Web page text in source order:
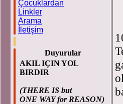
Çocuklardan
Linkler
Arama
İletişim
Duyurular
AKIL IÇIN YOL
BIRDIR
(THERE IS but
ONE WAY for REASON)